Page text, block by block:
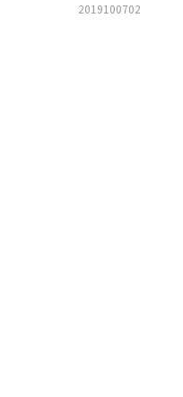
2019100702